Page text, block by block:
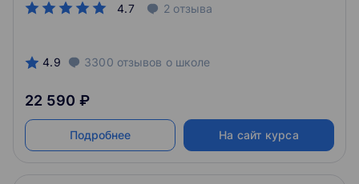
4.7 2 отзыва
4.9 3300 отзывов о школе
22 590 ₽
Подробнее На сайт курса